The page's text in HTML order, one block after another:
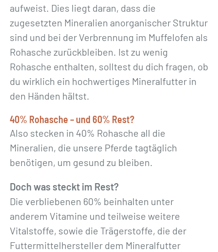
aufweist. Dies liegt daran, dass die
zugesetzten Mineralien anorganischer Struktur
sind und bei der Verbrennung im Muffelofen als
Rohasche zurückbleiben. Ist zu wenig
Rohasche enthalten, solltest du dich fragen, ob
du wirklich ein hochwertiges Mineralfutter in
den Händen hältst.
40% Rohasche – und 60% Rest?
Also stecken in 40% Rohasche all die
Mineralien, die unsere Pferde tagtäglich
benötigen, um gesund zu bleiben.
Doch was steckt im Rest?
Die verbliebenen 60% beinhalten unter
anderem Vitamine und teilweise weitere
Vitalstoffe, sowie die Trägerstoffe, die der
Futtermittelhersteller dem Mineralfutter